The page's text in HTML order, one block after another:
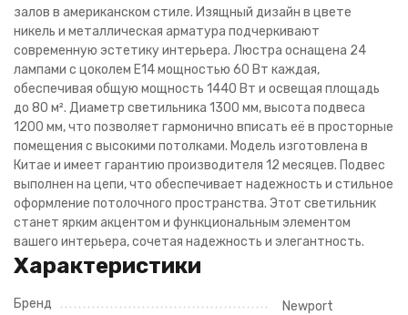
залов в американском стиле. Изящный дизайн в цвете
никель и металлическая арматура подчеркивают
современную эстетику интерьера. Люстра оснащена 24
лампами с цоколем E14 мощностью 60 Вт каждая,
обеспечивая общую мощность 1440 Вт и освещая площадь
до 80 м². Диаметр светильника 1300 мм, высота подвеса
1200 мм, что позволяет гармонично вписать её в просторные
помещения с высокими потолками. Модель изготовлена в
Китае и имеет гарантию производителя 12 месяцев. Подвес
выполнен на цепи, что обеспечивает надежность и стильное
оформление потолочного пространства. Этот светильник
станет ярким акцентом и функциональным элементом
вашего интерьера, сочетая надежность и элегантность.
Характеристики
Бренд
Newport